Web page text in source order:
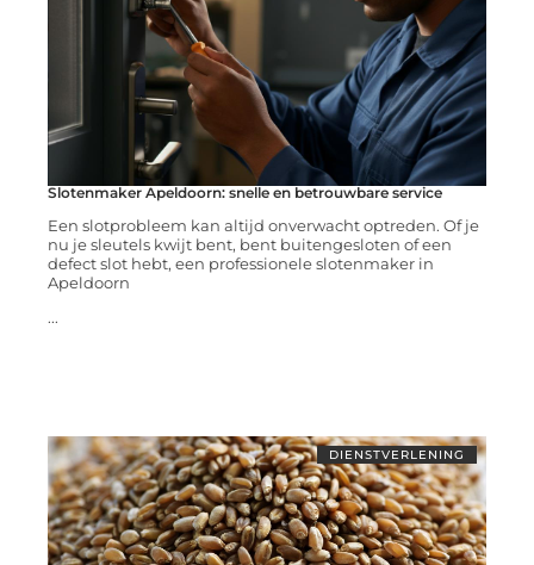
Slotenmaker Apeldoorn: snelle en betrouwbare service
Een slotprobleem kan altijd onverwacht optreden. Of je
nu je sleutels kwijt bent, bent buitengesloten of een
defect slot hebt, een professionele slotenmaker in
Apeldoorn
...
DIENSTVERLENING